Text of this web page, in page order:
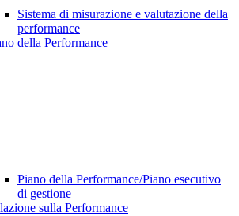
Sistema di misurazione e valutazione della
performance
della Performance
Piano della Performance/Piano esecutivo
di gestione
sulla Performance